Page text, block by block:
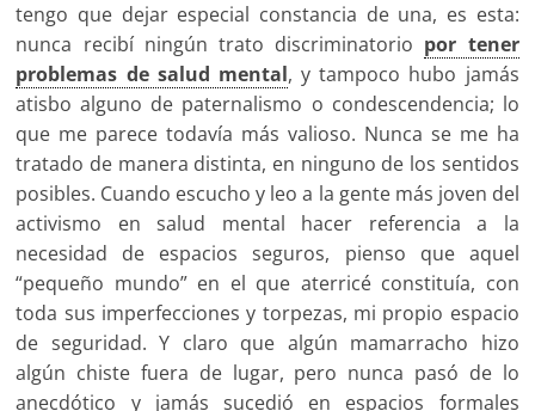
tengo que dejar especial constancia de una, es esta:
nunca recibí ningún trato discriminatorio por tener
problemas de salud mental, y tampoco hubo jamás
atisbo alguno de paternalismo o condescendencia; lo
que me parece todavía más valioso. Nunca se me ha
tratado de manera distinta, en ninguno de los sentidos
posibles. Cuando escucho y leo a la gente más joven del
activismo en salud mental hacer referencia a la
necesidad de espacios seguros, pienso que aquel
“pequeño mundo” en el que aterricé constituía, con
toda sus imperfecciones y torpezas, mi propio espacio
de seguridad. Y claro que algún mamarracho hizo
algún chiste fuera de lugar, pero nunca pasó de lo
anecdótico y jamás sucedió en espacios formales